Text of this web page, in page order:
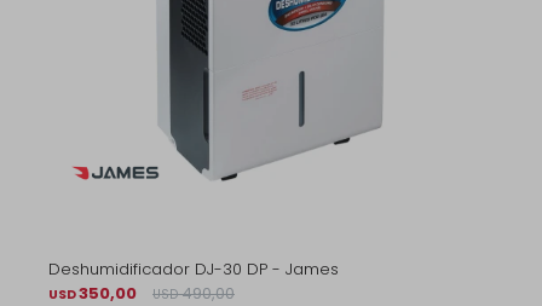
Deshumidificador DJ-30 DP - James
USD350,00 USD 490,00